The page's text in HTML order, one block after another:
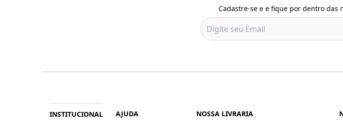
Cadastre-se e e fique por dentro das
INSTITUCIONAL
AJUDA
NOSSA LIVRARIA